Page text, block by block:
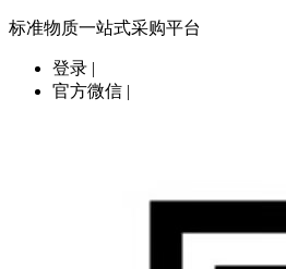
标准物质一站式采购平台
登录 |
官方微信 |